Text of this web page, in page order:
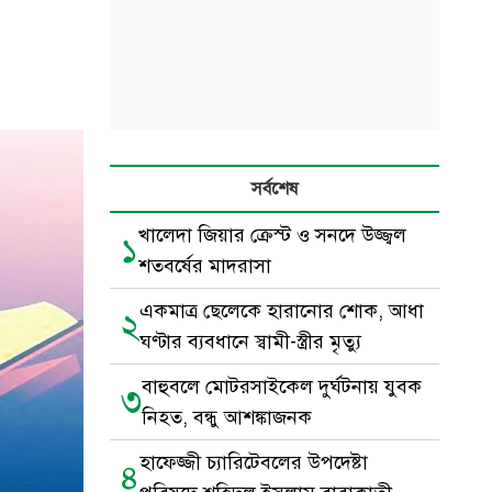
সর্বশেষ
১খালেদা জিয়ার ক্রেস্ট ও সনদে উজ্জ্বল
শতবর্ষের মাদরাসা
২একমাত্র ছেলেকে হারানোর শোক, আধা
ঘণ্টার ব্যবধানে স্বামী-স্ত্রীর মৃত্যু
৩বাহুবলে মোটরসাইকেল দুর্ঘটনায় যুবক
নিহত, বন্ধু আশঙ্কাজনক
৪হাফেজ্জী চ্যারিটেবলের উপদেষ্টা